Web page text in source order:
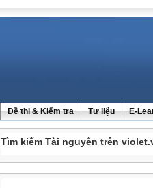
Đề thi & Kiểm tra Tư liệu E-
Tìm kiếm Tài nguyên trên